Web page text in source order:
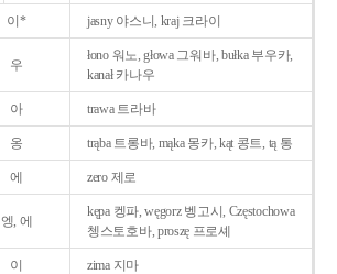
이* jasny 야스니, kraj 크라이
우
łono 워노, głowa 그워바, bułka 부우카,
kanał 카나우
아 trawa 트라바
옹 trąba 트롱바, mąka 몽카, kąt 콩트, tą 통
에 zero 제로
엥, 에
kępa 켕파, węgorz 벵고시, Częstochowa
쳉스토호바, proszę 프로셰
이 zima 지마